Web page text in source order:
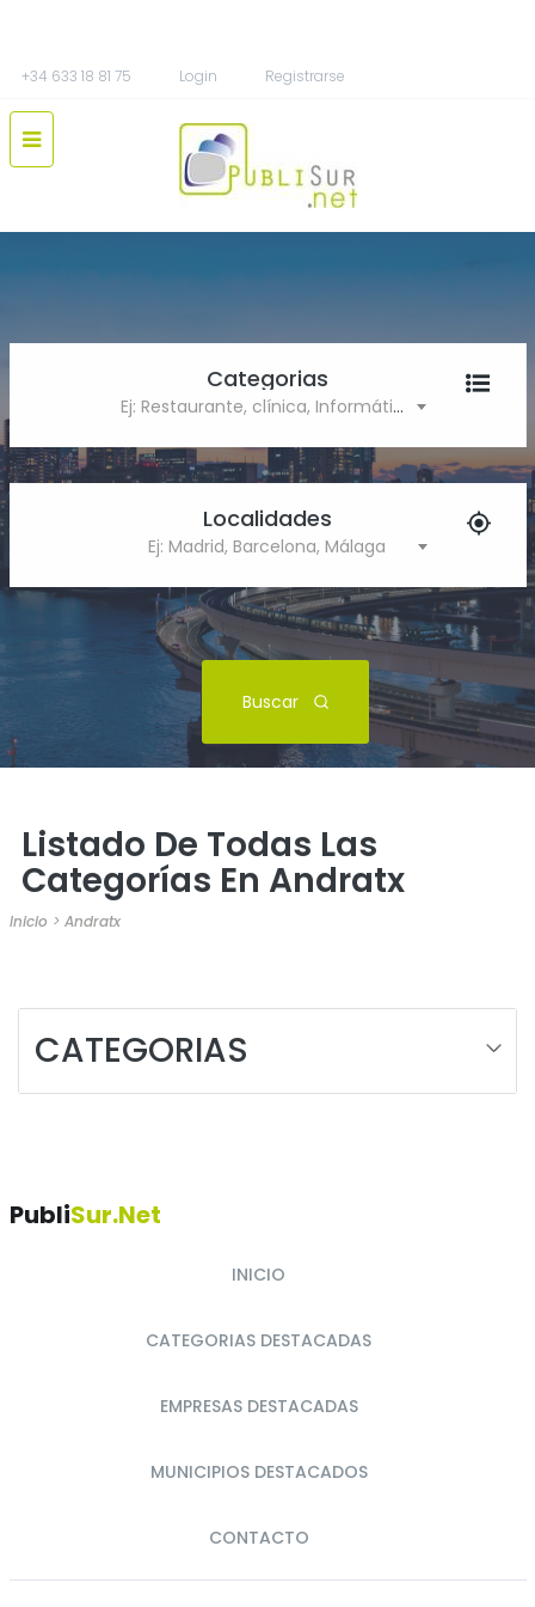
+34 633 18 81 75 Login Registrarse
Categorias
Ej: Restaurante, clínica, Informática
Localidades
Ej: Madrid, Barcelona, Málaga
Buscar
Listado De Todas Las
Categorías En Andratx
Inicio > Andratx
CATEGORIAS
PubliSur.net
INICIO
CATEGORIAS DESTACADAS
EMPRESAS DESTACADAS
MUNICIPIOS DESTACADOS
CONTACTO